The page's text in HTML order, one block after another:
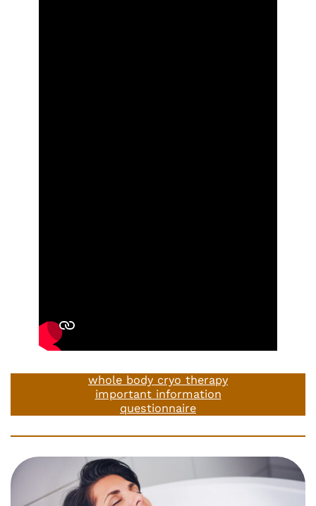
whole body cryo therapy
important information
questionnaire